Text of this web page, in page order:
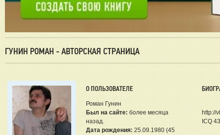
ГУНИН РОМАН - АВТОРСКАЯ СТРАНИЦА
О ПОЛЬЗОВАТЕЛЕ
Роман Гунин
Был на сайте: более месяца
назад.
Дата рождения: 25.09.1980 (45
http://
ICQ